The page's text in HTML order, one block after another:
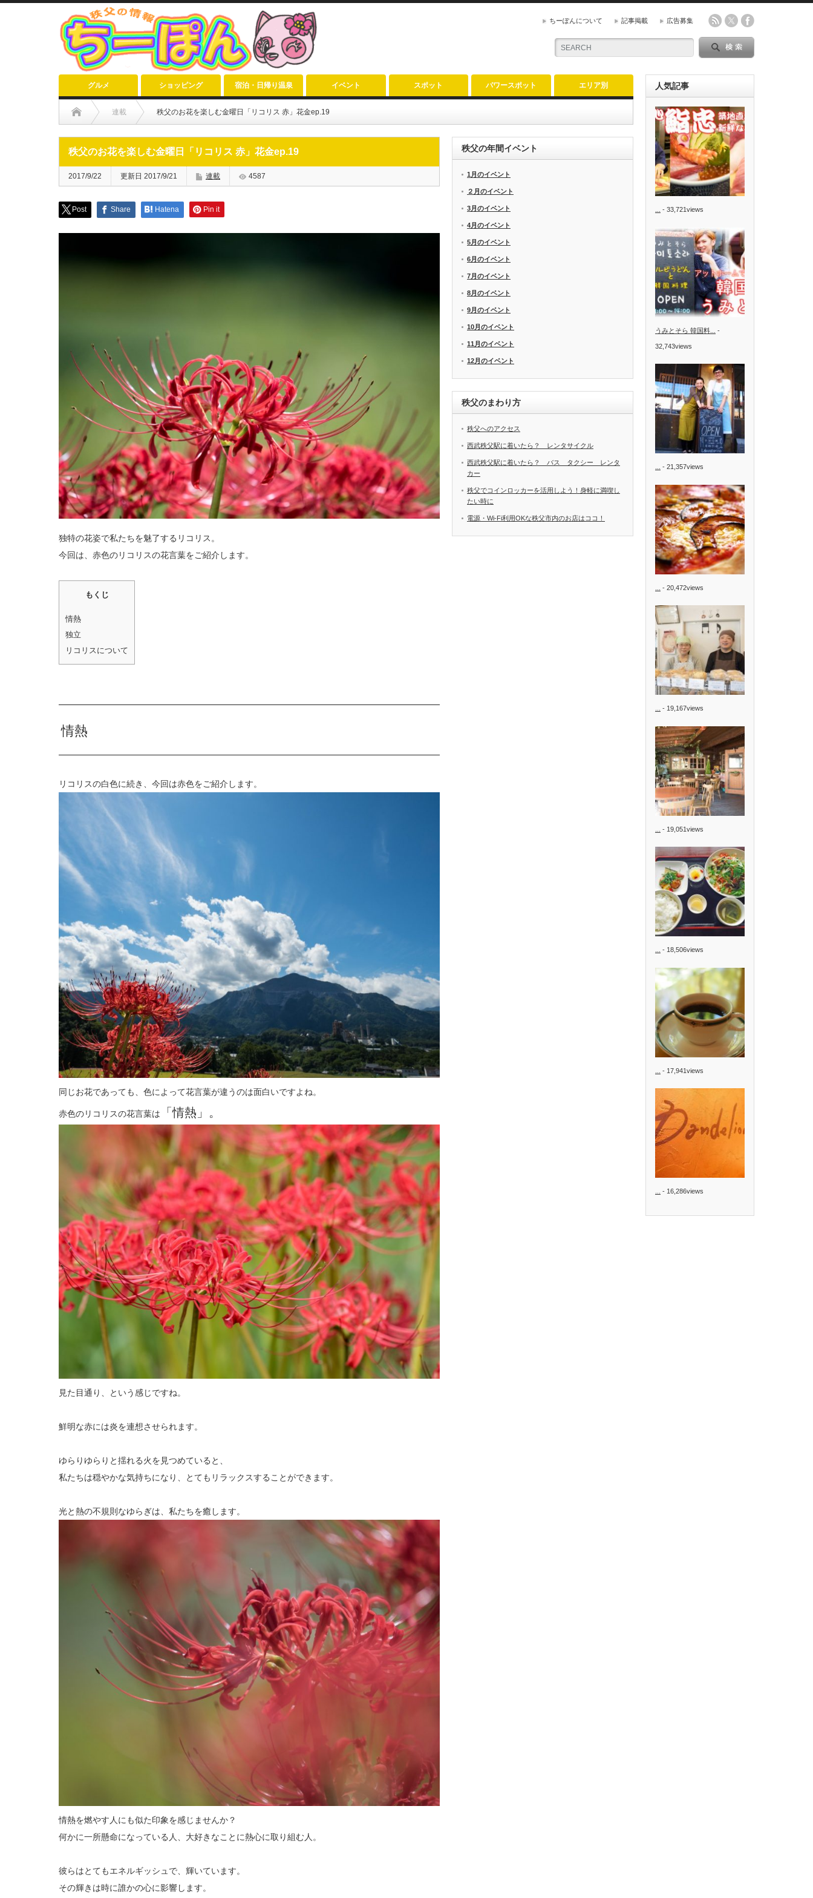
ちーぽんについて 記事掲載 広告募集
グルメ ショッピング 宿泊・日帰り温泉 イベント スポット パワースポット エリア別
連載 秩父のお花を楽しむ金曜日「リコリス 赤」花金ep.19
秩父のお花を楽しむ金曜日「リコリス 赤」花金ep.19
2017/9/22 更新日 2017/9/21 連載 4587
Post Share Hatena Pin it
独特の花姿で私たちを魅了するリコリス。
今回は、赤色のリコリスの花言葉をご紹介します。
もくじ
情熱
独立
リコリスについて
情熱
リコリスの白色に続き、今回は赤色をご紹介します。
同じお花であっても、色によって花言葉が違うのは面白いですよね。
赤色のリコリスの花言葉は 「情熱」。
見た目通り、という感じですね。
鮮明な赤には炎を連想させられます。
ゆらりゆらりと揺れる火を見つめていると、
私たちは穏やかな気持ちになり、とてもリラックスすることができます。
光と熱の不規則なゆらぎは、私たちを癒します。
情熱を燃やす人にも似た印象を感じませんか？
何かに一所懸命になっている人、大好きなことに熱心に取り組む人。
彼らはとてもエネルギッシュで、輝いています。
その輝きは時に誰かの心に影響します。
秩父の年間イベント
1月のイベント
２月のイベント
3月のイベント
4月のイベント
5月のイベント
6月のイベント
7月のイベント
8月のイベント
9月のイベント
10月のイベント
11月のイベント
12月のイベント
秩父のまわり方
秩父へのアクセス
西武秩父駅に着いたら？ レンタサイクル
西武秩父駅に着いたら？ バス タクシー レンタ
カー
秩父でコインロッカーを活用しよう！身軽に満喫し
たい時に
電源・Wi-Fi利用OKな秩父市内のお店はココ！
人気記事
- 33,721views
うみとそら 韓国料... -
32,743views
- 21,357views
- 20,472views
- 19,167views
- 19,051views
- 18,506views
- 17,941views
- 16,286views